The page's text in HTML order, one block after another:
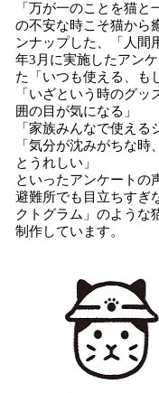
「万が一のことを猫
の不安な時こそ猫から
ンナップした、「人間
年3月に実施したアン
た「いつも使える、も
「いざという時のグ
囲の目が気になる」
「家族みんなで使える
「気分が沈みがちな
とうれしい」
といったアンケートの
避難所でも目立ちすぎ
クトグラム」のような
制作しています。